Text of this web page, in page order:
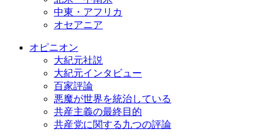
中東・アフリカ
オセアニア
オピニオン
大紀元社説
大紀元インタビュー
百家評論
悪魔が世界を統治している
共産主義の最終目的
共産党に関する九つの評論